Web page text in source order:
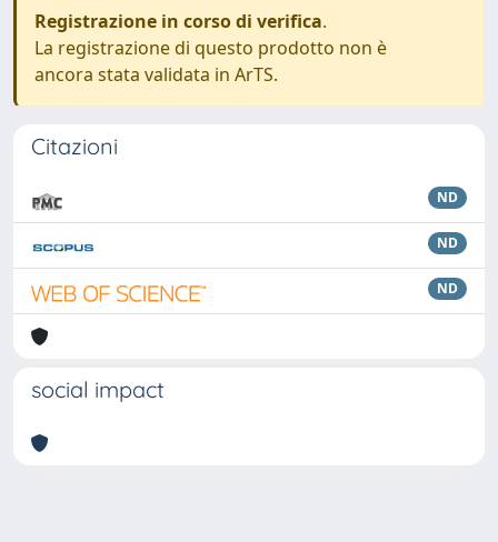
Registrazione in corso di verifica.
La registrazione di questo prodotto non è
ancora stata validata in ArTS.
Citazioni
ND
ND
ND
social impact